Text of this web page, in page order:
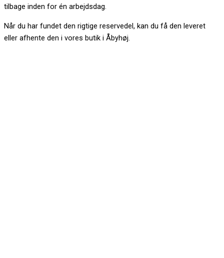
tilbage inden for én arbejdsdag.
Når du har fundet den rigtige reservedel, kan du få den leveret
eller afhente den i vores butik i Åbyhøj.